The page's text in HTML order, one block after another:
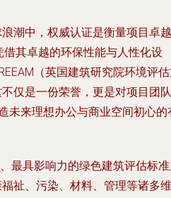
潮中，权威认证是衡量项目卓越
借其卓越的环保性能与人性化设
（英国建筑研究院环境评
仅是一份荣誉，更是对项目团队
未来理想办公与商业空间初心的
最具影响力的绿色建筑评估标
祉、污染、材料、管理等诸多维